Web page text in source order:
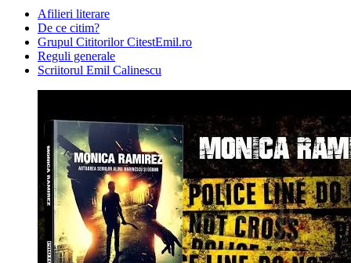
Afilieri literare
De ce citim?
Grupul Cititorilor CitestEmil.ro
Reguli generale
Scriitorul Emil Calinescu